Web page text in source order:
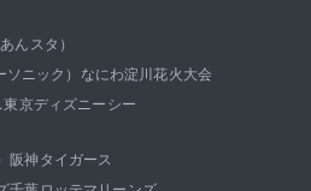
んスタ）
ニック） なにわ淀川花火大会
東京ディズニーシー
阪神タイガース